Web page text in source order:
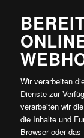
Wir verarbeiten
Dienste zur
verarbeiten wir
die Inhalte und
Browser oder